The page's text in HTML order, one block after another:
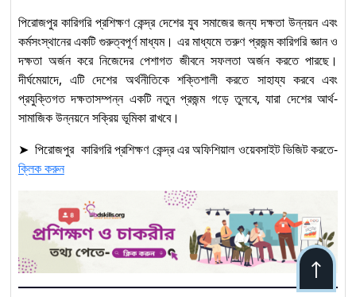
পিরোজপুর কারিগরি প্রশিক্ষণ কেন্দ্র দেশের যুব সমাজের জন্য দক্ষতা উন্নয়ন এবং
কর্মসংস্থানের একটি গুরুত্বপূর্ণ মাধ্যম। এর মাধ্যমে তরুণ প্রজন্ম কারিগরি জ্ঞান ও
দক্ষতা অর্জন করে নিজেদের পেশাগত জীবনে সফলতা অর্জন করতে পারছে।
দীর্ঘমেয়াদে, এটি দেশের অর্থনীতিকে শক্তিশালী করতে সাহায্য করবে এবং
প্রযুক্তিগত দক্ষতাসম্পন্ন একটি নতুন প্রজন্ম গড়ে তুলবে, যারা দেশের আর্থ-
সামাজিক উন্নয়নে সক্রিয় ভূমিকা রাখবে।
➤ পিরোজপুর কারিগরি প্রশিক্ষণ কেন্দ্র এর অফিশিয়াল ওয়েবসাইট ভিজিট করতে-
ক্লিক করুন